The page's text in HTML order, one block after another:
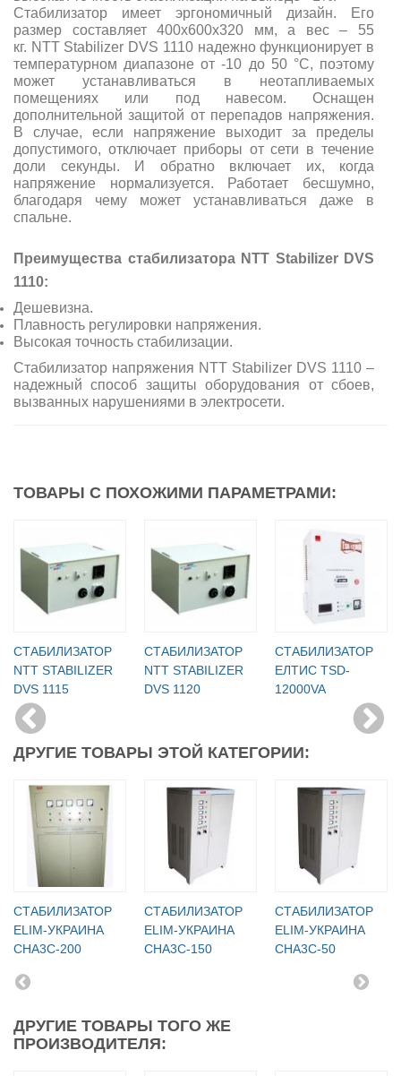
Стабилизатор имеет эргономичный дизайн. Его
размер составляет 400х600х320 мм, а вес – 55
кг. NTT Stabilizer DVS 1110 надежно функционирует в
температурном диапазоне от -10 до 50 °C, поэтому
может устанавливаться в неотапливаемых
помещениях или под навесом. Оснащен
дополнительной защитой от перепадов напряжения.
В случае, если напряжение выходит за пределы
допустимого, отключает приборы от сети в течение
доли секунды. И обратно включает их, когда
напряжение нормализуется. Работает бесшумно,
благодаря чему может устанавливаться даже в
спальне.
Преимущества стабилизатора NTT Stabilizer DVS
1110:
Дешевизна.
Плавность регулировки напряжения.
Высокая точность стабилизации.
Стабилизатор напряжения NTT Stabilizer DVS 1110 –
надежный способ защиты оборудования от сбоев,
вызванных нарушениями в электросети.
ТОВАРЫ С ПОХОЖИМИ ПАРАМЕТРАМИ:
СТАБИЛИЗАТОР
NTT STABILIZER
DVS 1115
СТАБИЛИЗАТОР
NTT STABILIZER
DVS 1120
СТАБИЛИЗАТОР
ЕЛТИС TSD-
12000VA
ДРУГИЕ ТОВАРЫ ЭТОЙ КАТЕГОРИИ:
СТАБИЛИЗАТОР
ELIM-УКРАИНА
СНА3С-200
СТАБИЛИЗАТОР
ELIM-УКРАИНА
СНА3С-150
СТАБИЛИЗАТОР
ELIM-УКРАИНА
СНА3С-50
ДРУГИЕ ТОВАРЫ ТОГО ЖЕ
ПРОИЗВОДИТЕЛЯ: